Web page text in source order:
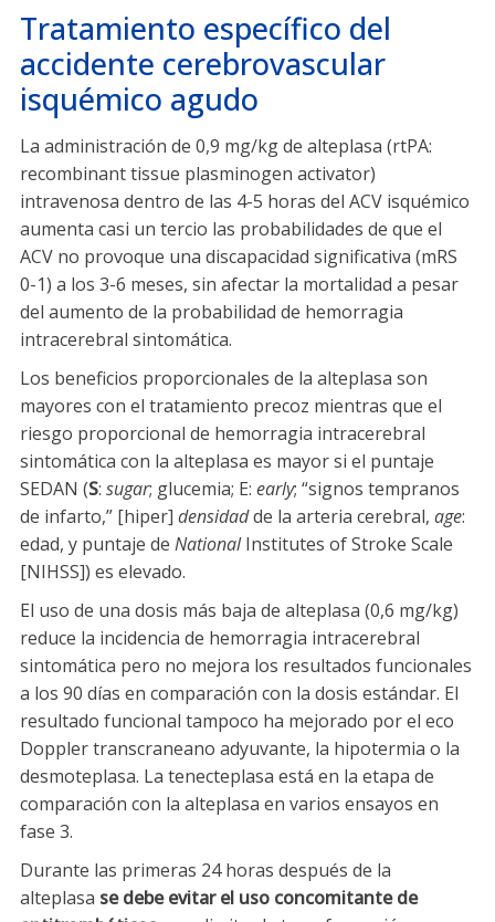
Tratamiento específico del
accidente cerebrovascular
isquémico agudo
La administración de 0,9 mg/kg de alteplasa (rtPA:
recombinant tissue plasminogen activator)
intravenosa dentro de las 4-5 horas del ACV isquémico
aumenta casi un tercio las probabilidades de que el
ACV no provoque una discapacidad significativa (mRS
0-1) a los 3-6 meses, sin afectar la mortalidad a pesar
del aumento de la probabilidad de hemorragia
intracerebral sintomática.
Los beneficios proporcionales de la alteplasa son
mayores con el tratamiento precoz mientras que el
riesgo proporcional de hemorragia intracerebral
sintomática con la alteplasa es mayor si el puntaje
SEDAN (S: sugar; glucemia; E: early; “signos tempranos
de infarto,” [hiper] densidadde la arteria cerebral, age:
edad, y puntaje de NationalInstitutes of Stroke Scale
[NIHSS]) es elevado.
El uso de una dosis más baja de alteplasa (0,6 mg/kg)
reduce la incidencia de hemorragia intracerebral
sintomática pero no mejora los resultados funcionales
a los 90 días en comparación con la dosis estándar. El
resultado funcional tampoco ha mejorado por el eco
Doppler transcraneano adyuvante, la hipotermia o la
desmoteplasa. La tenecteplasa está en la etapa de
comparación con la alteplasa en varios ensayos en
fase 3.
Durante las primeras 24 horas después de la
alteplasa se debe evitar el uso concomitante de